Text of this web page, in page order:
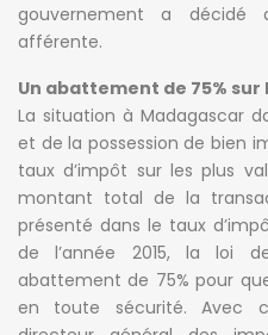
gouvernement a
afférente.
Un abattement de 75% sur
La situation à Madagascar
et de la possession de bien
taux d’impôt sur les plus
montant total de la
présenté dans le taux
de l’année 2015, la loi
abattement de 75% pour
en toute sécurité. Avec